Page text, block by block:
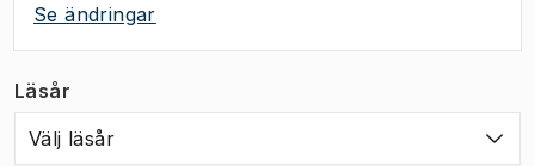
Se ändringar
Läsår
Välj läsår